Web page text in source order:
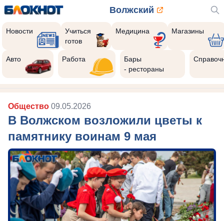
Волжский
Новости
Учиться
готов
Медицина Магазины
Авто Работа
Бары
- рестораны
Общество 09.05.2026
В Волжском возложили цветы к
памятнику воинам 9 мая